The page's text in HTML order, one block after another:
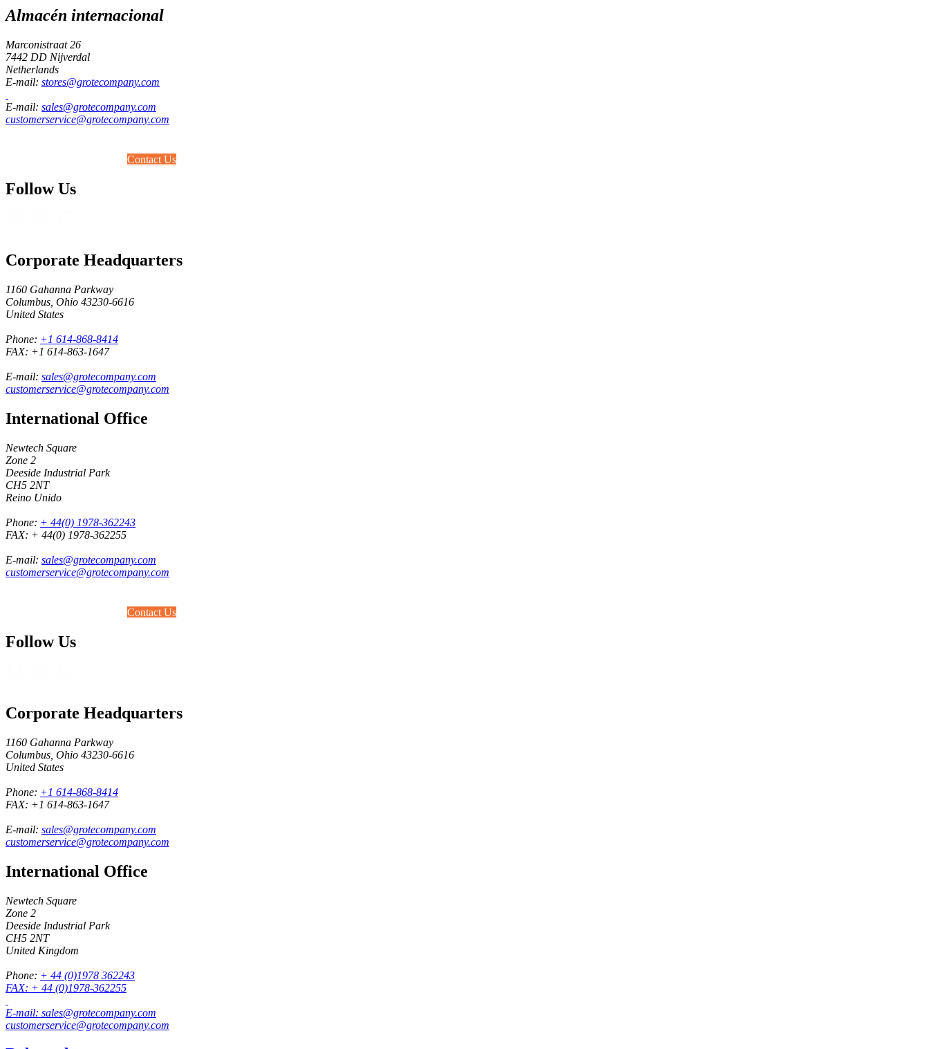
Almacén internacional
Marconistraat 26
7442 DD Nijverdal
Netherlands
E-mail: stores@grotecompany.com
E-mail: sales@grotecompany.com
customerservice@grotecompany.com
Contact Us
Follow Us
Corporate Headquarters
1160 Gahanna Parkway
Columbus, Ohio 43230-6616
United States
Phone: +1 614-868-8414
FAX: +1 614-863-1647
E-mail: sales@grotecompany.com
customerservice@grotecompany.com
International Office
Newtech Square
Zone 2
Deeside Industrial Park
CH5 2NT
Reino Unido
Phone: + 44(0) 1978-362243
FAX: + 44(0) 1978-362255
E-mail: sales@grotecompany.com
customerservice@grotecompany.com
Contact Us
Follow Us
Corporate Headquarters
1160 Gahanna Parkway
Columbus, Ohio 43230-6616
United States
Phone: +1 614-868-8414
FAX: +1 614-863-1647
E-mail: sales@grotecompany.com
customerservice@grotecompany.com
International Office
Newtech Square
Zone 2
Deeside Industrial Park
CH5 2NT
United Kingdom
Phone: + 44 (0)1978 362243
FAX: + 44 (0)1978-362255
E-mail: sales@grotecompany.com
customerservice@grotecompany.com